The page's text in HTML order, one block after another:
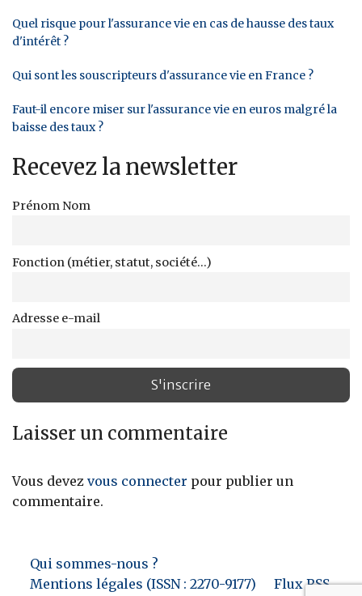
Quel risque pour l'assurance vie en cas de hausse des taux
d'intérêt ?
Qui sont les souscripteurs d'assurance vie en France ?
Faut-il encore miser sur l'assurance vie en euros malgré la
baisse des taux ?
Recevez la newsletter
Prénom Nom
Fonction (métier, statut, société...)
Adresse e-mail
Laisser un commentaire
Vous devez vous connecter pour publier un
commentaire.
Qui sommes-nous ?
Mentions légales (ISSN : 2270-9177)
Flux RSS